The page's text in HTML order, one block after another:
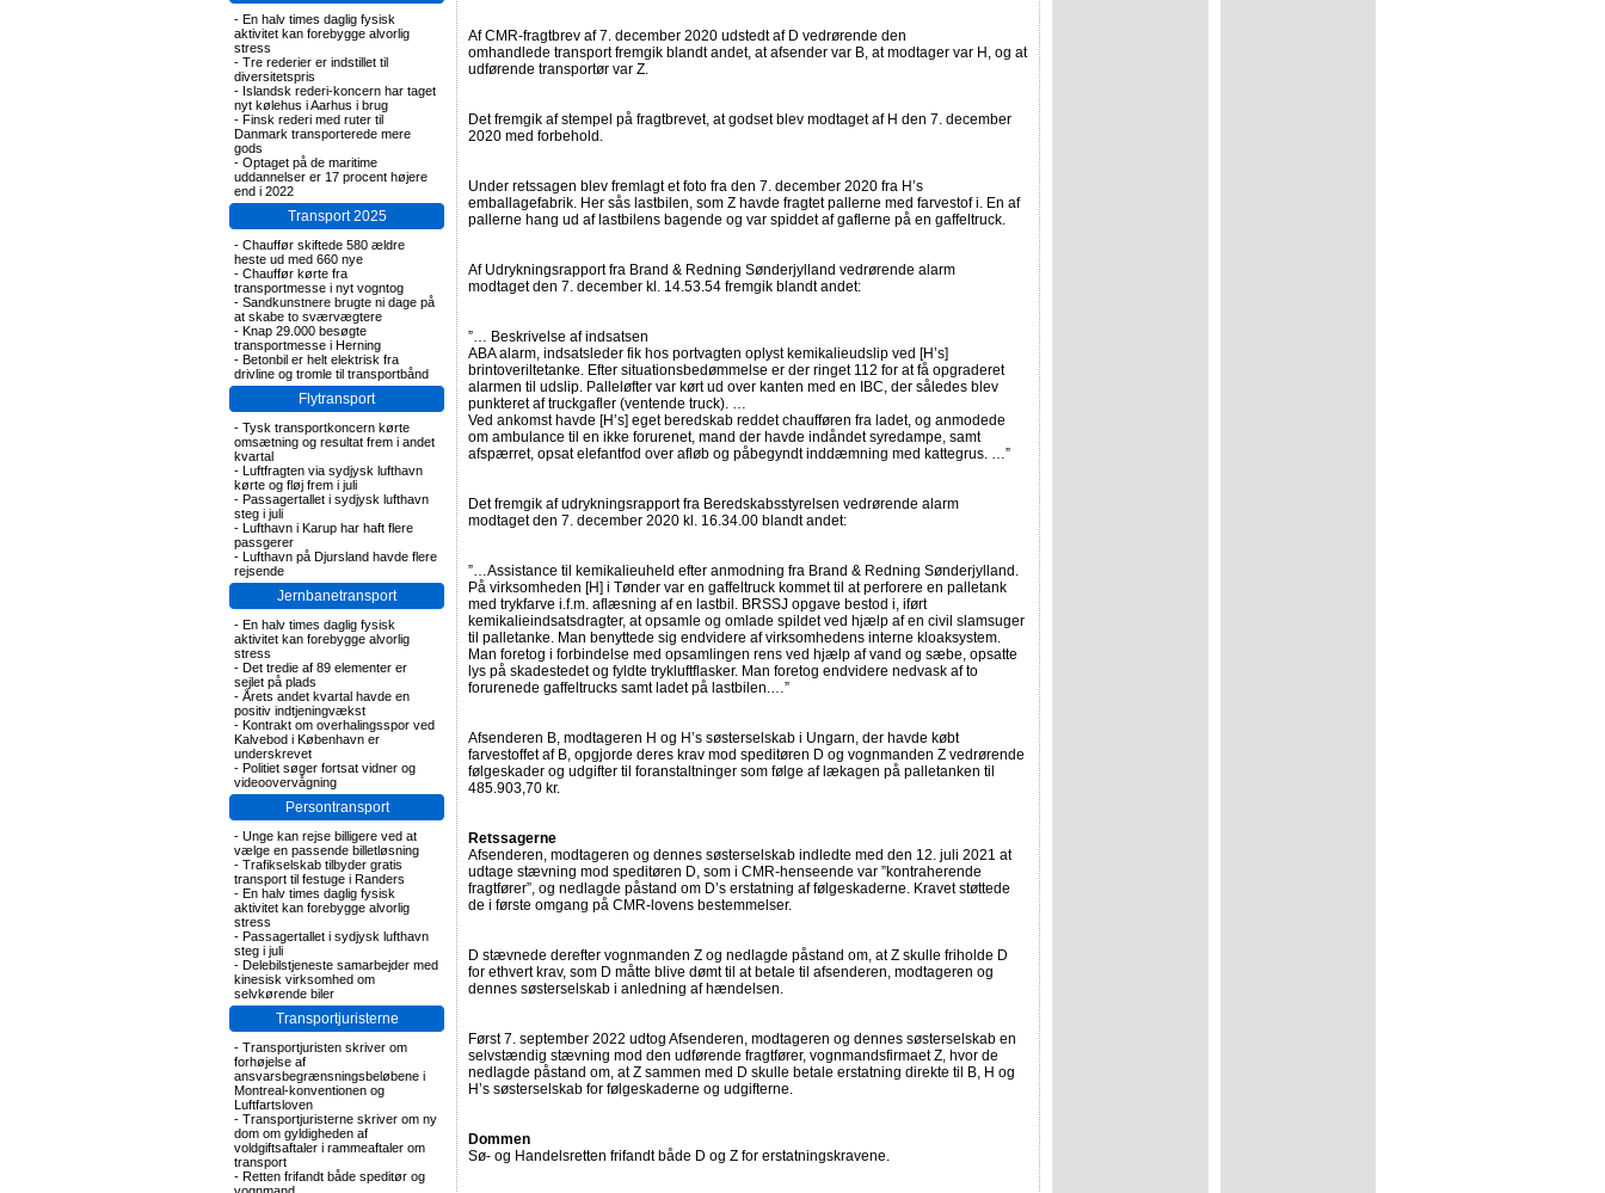
- En halv times daglig fysisk
aktivitet kan forebygge alvorlig
stress
- Tre rederier er indstillet til
diversitetspris
- Islandsk rederi-koncern har taget
nyt kølehus i Aarhus i brug
- Finsk rederi med ruter til
Danmark transporterede mere
gods
- Optaget på de maritime
uddannelser er 17 procent højere
end i 2022
Transport 2025
- Chauffør skiftede 580 ældre
heste ud med 660 nye
- Chauffør kørte fra
transportmesse i nyt vogntog
- Sandkunstnere brugte ni dage på
at skabe to sværvægtere
- Knap 29.000 besøgte
transportmesse i Herning
- Betonbil er helt elektrisk fra
drivline og tromle til transportbånd
Flytransport
- Tysk transportkoncern kørte
omsætning og resultat frem i andet
kvartal
- Luftfragten via sydjysk lufthavn
kørte og fløj frem i juli
- Passagertallet i sydjysk lufthavn
steg i juli
- Lufthavn i Karup har haft flere
passgerer
- Lufthavn på Djursland havde flere
rejsende
Jernbanetransport
- En halv times daglig fysisk
aktivitet kan forebygge alvorlig
stress
- Det tredie af 89 elementer er
sejlet på plads
- Årets andet kvartal havde en
positiv indtjeningvækst
- Kontrakt om overhalingsspor ved
Kalvebod i København er
underskrevet
- Politiet søger fortsat vidner og
videoovervågning
Persontransport
- Unge kan rejse billigere ved at
vælge en passende billetløsning
- Trafikselskab tilbyder gratis
transport til festuge i Randers
- En halv times daglig fysisk
aktivitet kan forebygge alvorlig
stress
- Passagertallet i sydjysk lufthavn
steg i juli
- Delebilstjeneste samarbejder med
kinesisk virksomhed om
selvkørende biler
Transportjuristerne
- Transportjuristen skriver om
forhøjelse af
ansvarsbegrænsningsbeløbene i
Montreal-konventionen og
Luftfartsloven
- Transportjuristerne skriver om ny
dom om gyldigheden af
voldgiftsaftaler i rammeaftaler om
transport
- Retten frifandt både speditør og
Af CMR-fragtbrev af 7. december 2020 udstedt af D vedrørende den
omhandlede transport fremgik blandt andet, at afsender var B, at modtager var H, og at
udførende transportør var Z.
Det fremgik af stempel på fragtbrevet, at godset blev modtaget af H den 7. december
2020 med forbehold.
Under retssagen blev fremlagt et foto fra den 7. december 2020 fra H’s
emballagefabrik. Her sås lastbilen, som Z havde fragtet pallerne med farvestof i. En af
pallerne hang ud af lastbilens bagende og var spiddet af gaflerne på en gaffeltruck.
Af Udrykningsrapport fra Brand & Redning Sønderjylland vedrørende alarm
modtaget den 7. december kl. 14.53.54 fremgik blandt andet:
”… Beskrivelse af indsatsen
ABA alarm, indsatsleder fik hos portvagten oplyst kemikalieudslip ved [H’s]
brintoveriltetanke. Efter situationsbedømmelse er der ringet 112 for at få opgraderet
alarmen til udslip. Palleløfter var kørt ud over kanten med en IBC, der således blev
punkteret af truckgafler (ventende truck). …
Ved ankomst havde [H’s] eget beredskab reddet chaufføren fra ladet, og anmodede
om ambulance til en ikke forurenet, mand der havde indåndet syredampe, samt
afspærret, opsat elefantfod over afløb og påbegyndt inddæmning med kattegrus. …”
Det fremgik af udrykningsrapport fra Beredskabsstyrelsen vedrørende alarm
modtaget den 7. december 2020 kl. 16.34.00 blandt andet:
”…Assistance til kemikalieuheld efter anmodning fra Brand & Redning Sønderjylland.
På virksomheden [H] i Tønder var en gaffeltruck kommet til at perforere en palletank
med trykfarve i.f.m. aflæsning af en lastbil. BRSSJ opgave bestod i, iført
kemikalieindsatsdragter, at opsamle og omlade spildet ved hjælp af en civil slamsuger
til palletanke. Man benyttede sig endvidere af virksomhedens interne kloaksystem.
Man foretog i forbindelse med opsamlingen rens ved hjælp af vand og sæbe, opsatte
lys på skadestedet og fyldte trykluftflasker. Man foretog endvidere nedvask af to
forurenede gaffeltrucks samt ladet på lastbilen.…”
Afsenderen B, modtageren H og H’s søsterselskab i Ungarn, der havde købt
farvestoffet af B, opgjorde deres krav mod speditøren D og vognmanden Z vedrørende
følgeskader og udgifter til foranstaltninger som følge af lækagen på palletanken til
485.903,70 kr.
Retssagerne
Afsenderen, modtageren og dennes søsterselskab indledte med den 12. juli 2021 at
udtage stævning mod speditøren D, som i CMR-henseende var ”kontraherende
fragtfører”, og nedlagde påstand om D’s erstatning af følgeskaderne. Kravet støttede
de i første omgang på CMR-lovens bestemmelser.
D stævnede derefter vognmanden Z og nedlagde påstand om, at Z skulle friholde D
for ethvert krav, som D måtte blive dømt til at betale til afsenderen, modtageren og
dennes søsterselskab i anledning af hændelsen.
Først 7. september 2022 udtog Afsenderen, modtageren og dennes søsterselskab en
selvstændig stævning mod den udførende fragtfører, vognmandsfirmaet Z, hvor de
nedlagde påstand om, at Z sammen med D skulle betale erstatning direkte til B, H og
H’s søsterselskab for følgeskaderne og udgifterne.
Dommen
Sø- og Handelsretten frifandt både D og Z for erstatningskravene.